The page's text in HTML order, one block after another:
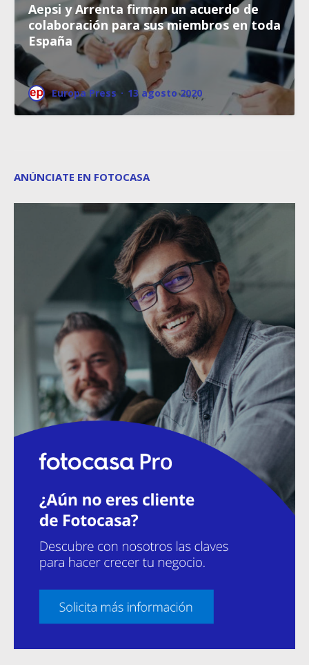
Aepsi y Arrenta firman un acuerdo de
colaboración para sus miembros en toda
España
Europa Press · 13 agosto 2020
ANÚNCIATE EN FOTOCASA